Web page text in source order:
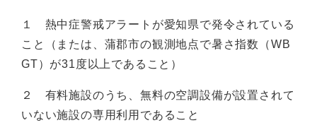
１ 熱中症警戒アラートが愛知県で発令されている
こと（または、蒲郡市の観測地点で暑さ指数（WB
GT）が31度以上であること）
２ 有料施設のうち、無料の空調設備が設置されて
いない施設の専用利用であること